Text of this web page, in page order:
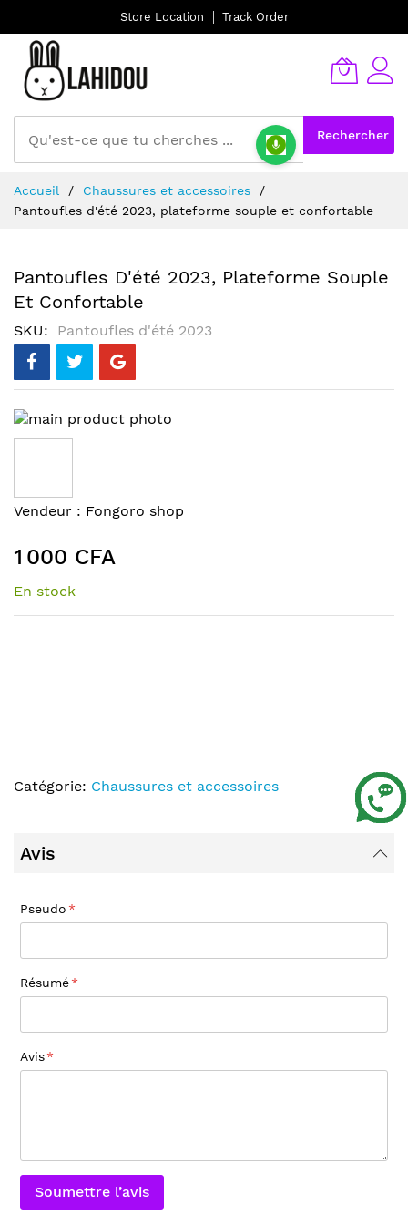
Store Location Track Order
Rechercher
au
contenu
Accueil
Chaussures et accessoires
Pantoufles d'été 2023, plateforme souple et confortable
Pantoufles D'été 2023, Plateforme Souple
Et Confortable
SKU Pantoufles d'été 2023
Skip
to
of
the
gallery
Skip
the
beginning
of
Vendeur : Fongoro shop
1 000 CFA
En stock
Catégorie: Chaussures et accessoires
Avis
Pseudo
Résumé
Avis
Soumettre l’avis